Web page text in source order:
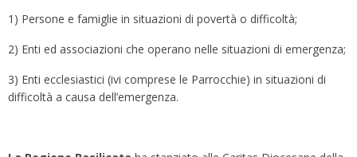
1) Persone e famiglie in situazioni di povertà o difficoltà;
2) Enti ed associazioni che operano nelle situazioni di emergenza;
3) Enti ecclesiastici (ivi comprese le Parrocchie) in situazioni di
difficoltà a causa dell’emergenza.